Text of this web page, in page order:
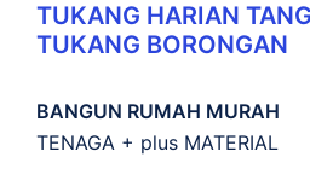
TUKANG HARIAN
TUKANG BORONGAN
BANGUN RUMAH MURAH
TENAGA + plus MATERIAL